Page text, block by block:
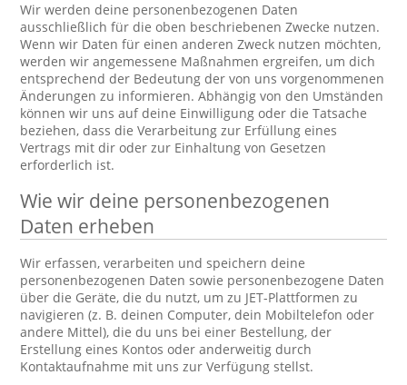
Wir werden deine personenbezogenen Daten
ausschließlich für die oben beschriebenen Zwecke nutzen.
Wenn wir Daten für einen anderen Zweck nutzen möchten,
werden wir angemessene Maßnahmen ergreifen, um dich
entsprechend der Bedeutung der von uns vorgenommenen
Änderungen zu informieren. Abhängig von den Umständen
können wir uns auf deine Einwilligung oder die Tatsache
beziehen, dass die Verarbeitung zur Erfüllung eines
Vertrags mit dir oder zur Einhaltung von Gesetzen
erforderlich ist.
Wie wir deine personenbezogenen
Daten erheben
Wir erfassen, verarbeiten und speichern deine
personenbezogenen Daten sowie personenbezogene Daten
über die Geräte, die du nutzt, um zu JET-Plattformen zu
navigieren (z. B. deinen Computer, dein Mobiltelefon oder
andere Mittel), die du uns bei einer Bestellung, der
Erstellung eines Kontos oder anderweitig durch
Kontaktaufnahme mit uns zur Verfügung stellst.